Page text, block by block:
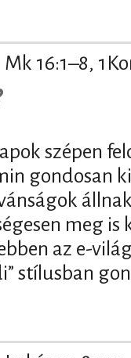
16:1–8,
szépen
gondosan
meg is
az e-
stílusban